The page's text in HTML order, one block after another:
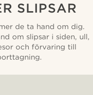
SLIPSAR
de ta hand om dig.
om slipsar i siden, ull,
och förvaring till